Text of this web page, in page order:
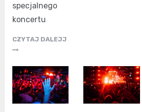
specjalnego
koncertu
CZYTAJ DALEJJ